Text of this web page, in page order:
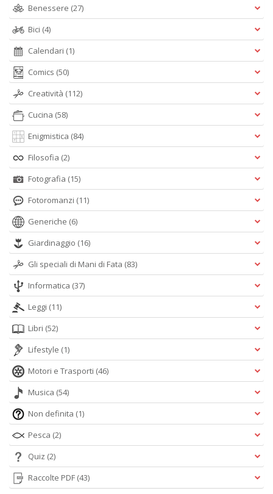
Benessere (27)
Bici (4)
Calendari (1)
Comics (50)
Creatività (112)
Cucina (58)
Enigmistica (84)
Filosofia (2)
Fotografia (15)
Fotoromanzi (11)
Generiche (6)
Giardinaggio (16)
Gli speciali di Mani di Fata (83)
Informatica (37)
Leggi (11)
Libri (52)
Lifestyle (1)
Motori e Trasporti (46)
Musica (54)
Non definita (1)
Pesca (2)
Quiz (2)
Raccolte PDF (43)